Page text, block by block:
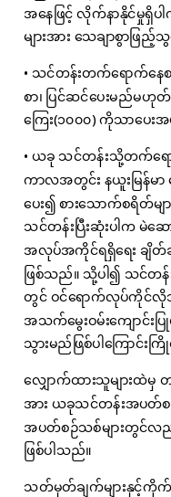
အနေဖြင့် လိုက်နာနိုင်မှုရှိ
များအား သေချာစွာဖြ
• သင်တန်းတက်ရောက်န
စာ၊ ပြင်ဆင်ပေးမည်မဟု
ကြေး(၁၀၀၀) ကိုသာပေး
• ယခု သင်တန်းသို့တက်ရ
ကာလအတွင်း နယူးမြန်မာ
ပေး၍ စားသောက်စရိတ်မ
သင်တန်းပြီးဆုံးပါက မဲ
အလုပ်အကိုင်ရရှိရေး ချိတ်
ဖြစ်သည်။ သို့ပါ၍ သင်တန်း
တွင် ဝင်ရောက်လုပ်ကိုင်လိုသူ
အသက်မွေးဝမ်းကျောင်းပြု
သွားမည်ဖြစ်ပါကြောင်
လျှောက်ထားသူများထဲမှ
အား ယခုသင်တန်းအပတ်စ
အပတ်စဉ်သစ်များတွင်လ
ဖြစ်ပါသည်။
သတ်မှတ်ချက်များနှင့်ကို